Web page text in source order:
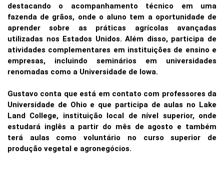
destacando o acompanhamento técnico em uma
fazenda de grãos, onde o aluno tem a oportunidade de
aprender sobre as práticas agrícolas avançadas
utilizadas nos Estados Unidos. Além disso, participa de
atividades complementares em instituições de ensino e
empresas, incluindo seminários em universidades
renomadas como a Universidade de Iowa.
Gustavo conta que está em contato com professores da
Universidade de Ohio e que participa de aulas no Lake
Land College, instituição local de nível superior, onde
estudará inglês a partir do mês de agosto e também
terá aulas como voluntário no curso superior de
produção vegetal e agronegócios.